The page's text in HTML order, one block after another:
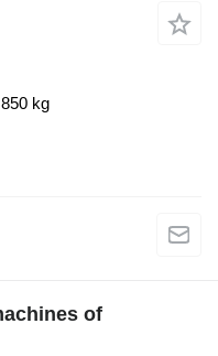
850 kg
of